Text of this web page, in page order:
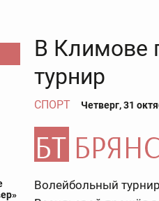
В Климове
турнир
СПОРТ Четверг, 31
Волейбольный